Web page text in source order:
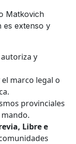
Matkovich
es extenso y
y
marco legal o
provinciales
Libre e